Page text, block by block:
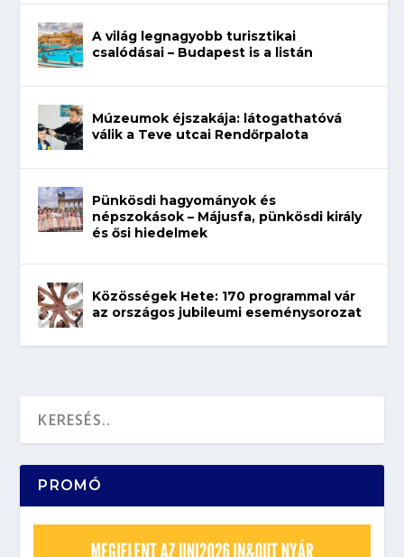
A világ legnagyobb turisztikai
csalódásai – Budapest is a listán
Múzeumok éjszakája: látogathatóvá
válik a Teve utcai Rendőrpalota
Pünkösdi hagyományok és
népszokások – Májusfa, pünkösdi király
és ősi hiedelmek
Közösségek Hete: 170 programmal vár
az országos jubileumi eseménysorozat
PROMÓ